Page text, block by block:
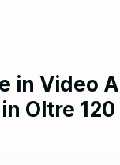
in Video
Oltre 120